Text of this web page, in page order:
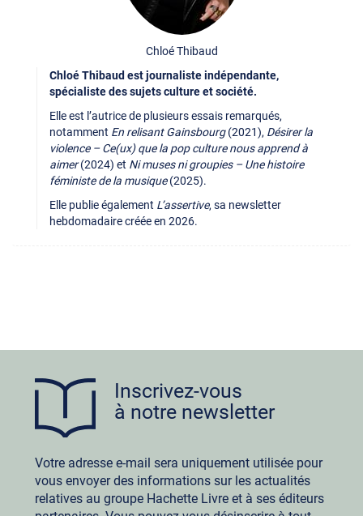
Chloé Thibaud
Chloé Thibaud est journaliste indépendante,
spécialiste des sujets culture et société.
Elle est l’autrice de plusieurs essais remarqués,
notamment En relisant Gainsbourg(2021), Désirer la
violence – Ce(ux) que la pop culture nous apprend à
aimer(2024) et Ni muses ni groupies – Une histoire
féministe de la musique(2025).
Elle publie également L’assertive, sa newsletter
hebdomadaire créée en 2026.
Inscrivez-vous
à notre newsletter
Votre adresse e-mail sera uniquement utilisée pour
vous envoyer des informations sur les actualités
relatives au groupe Hachette Livre et à ses éditeurs